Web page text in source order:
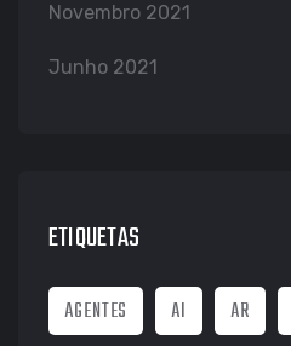
Novembro 2021
Junho 2021
ETIQUETAS
AGENTES AI AR